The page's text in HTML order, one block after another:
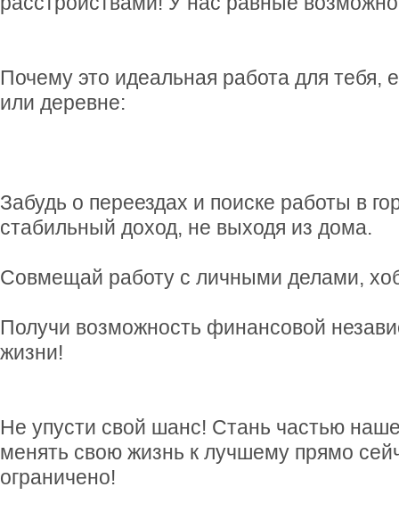
Почему это идеальная работа для тебя,
или деревне:
Забудь о переездах и поиске работы в
стабильный доход, не выходя из дома.
Совмещай работу с личными делами,
Получи возможность финансовой
жизни!
Не упусти свой шанс! Стань частью
менять свою жизнь к лучшему прямо
ограничено!